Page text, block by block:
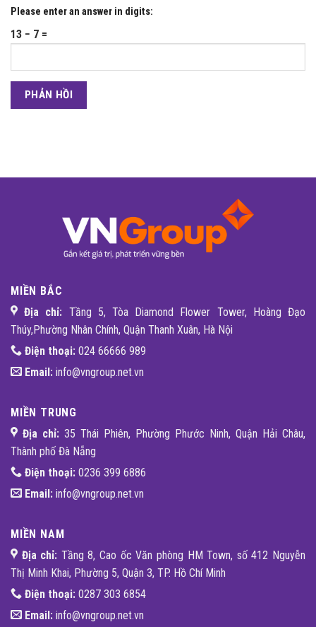
Please enter an answer in digits:
13 − 7 =
MIỀN BẮC
Địa chỉ: Tầng 5, Tòa Diamond Flower Tower, Hoàng Đạo
Thúy,Phường Nhân Chính, Quận Thanh Xuân, Hà Nội
Điện thoại: 024 66666 989
Email: info@vngroup.net.vn
MIỀN TRUNG
Địa chỉ: 35 Thái Phiên, Phường Phước Ninh, Quận Hải Châu,
Thành phố Đà Nẵng
Điện thoại: 0236 399 6886
Email: info@vngroup.net.vn
MIỀN NAM
Địa chỉ: Tầng 8, Cao ốc Văn phòng HM Town, số 412 Nguyễn
Thị Minh Khai, Phường 5, Quận 3, TP. Hồ Chí Minh
Điện thoại: 0287 303 6854
Email: info@vngroup.net.vn